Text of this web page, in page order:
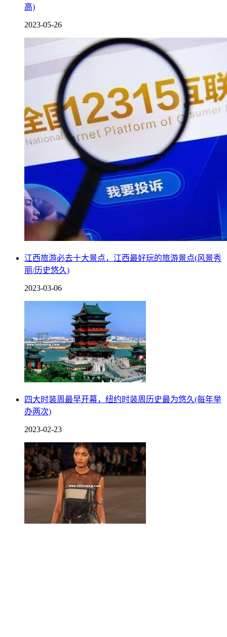
高)
2023-05-26
江西旅游必去十大景点，江西最好玩的旅游景点(风景秀
丽/历史悠久)
2023-03-06
四大时装周最早开幕，纽约时装周历史最为悠久(每年举
办两次)
2023-02-23